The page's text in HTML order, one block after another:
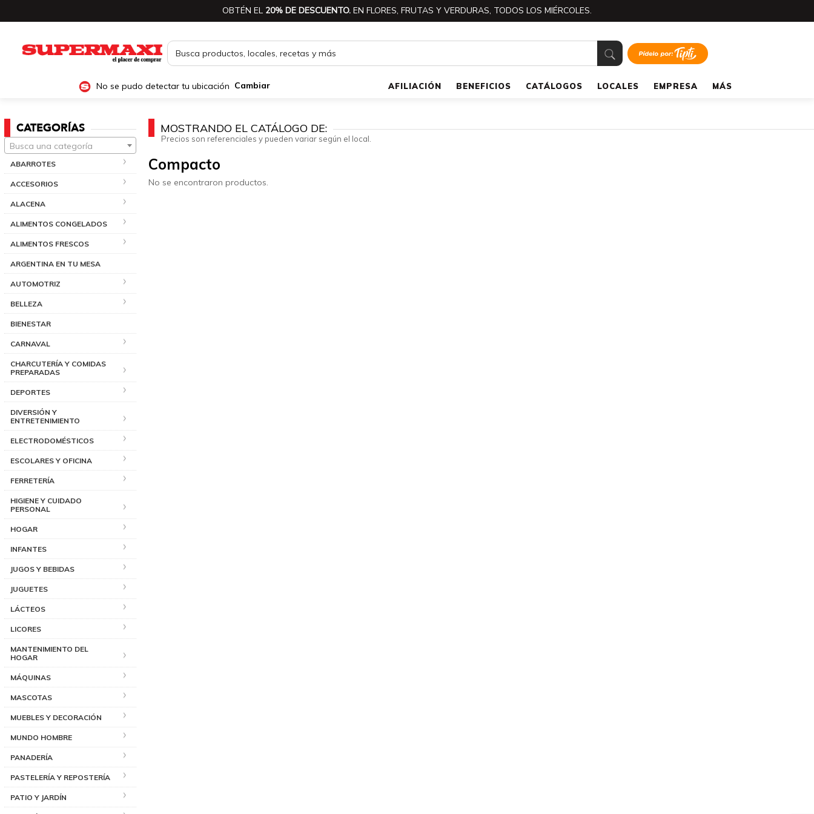
OBTÉN EL 20% DE DESCUENTO. EN FLORES, FRUTAS Y VERDURAS, TODOS LOS MIÉRCOLES.
No se pudo detectar tu ubicación Cambiar AFILIACIÓN BENEFICIOS CATÁLOGOS LOCALES EMPRESA MÁS
CATEGORÍAS
Busca una categoría
ABARROTES
ACCESORIOS
ALACENA
ALIMENTOS CONGELADOS
ALIMENTOS FRESCOS
ARGENTINA EN TU MESA
AUTOMOTRIZ
BELLEZA
BIENESTAR
CARNAVAL
CHARCUTERÍA Y COMIDAS
PREPARADAS
DEPORTES
DIVERSIÓN Y
ENTRETENIMIENTO
ELECTRODOMÉSTICOS
ESCOLARES Y OFICINA
FERRETERÍA
HIGIENE Y CUIDADO
PERSONAL
HOGAR
INFANTES
JUGOS Y BEBIDAS
JUGUETES
LÁCTEOS
LICORES
MANTENIMIENTO DEL
HOGAR
MÁQUINAS
MASCOTAS
MUEBLES Y DECORACIÓN
MUNDO HOMBRE
PANADERÍA
PASTELERÍA Y REPOSTERÍA
PATIO Y JARDÍN
MOSTRANDO EL CATÁLOGO DE:
Precios son referenciales y pueden variar según el local.
Compacto
No se encontraron productos.